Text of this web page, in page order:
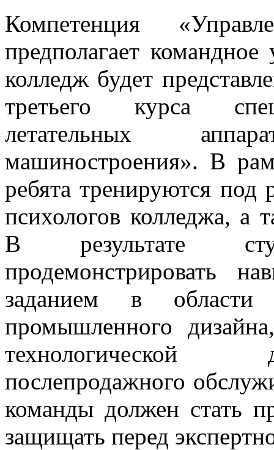
Компетенция
предполагает
колледж будет
третьего курса
летательных
машиностроения». В
ребята тренируются под
психологов колледжа, а
В результате
продемонстрировать
заданием в области
промышленного
технологической
послепродажного
команды должен стать
защищать перед